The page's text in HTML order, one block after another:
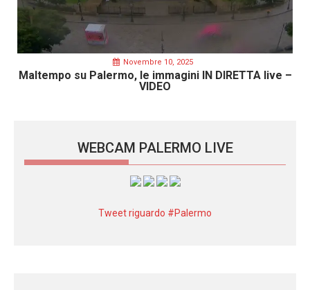
Novembre 10, 2025
Maltempo su Palermo, le immagini IN DIRETTA live –
VIDEO
WEBCAM PALERMO LIVE
Tweet riguardo #Palermo